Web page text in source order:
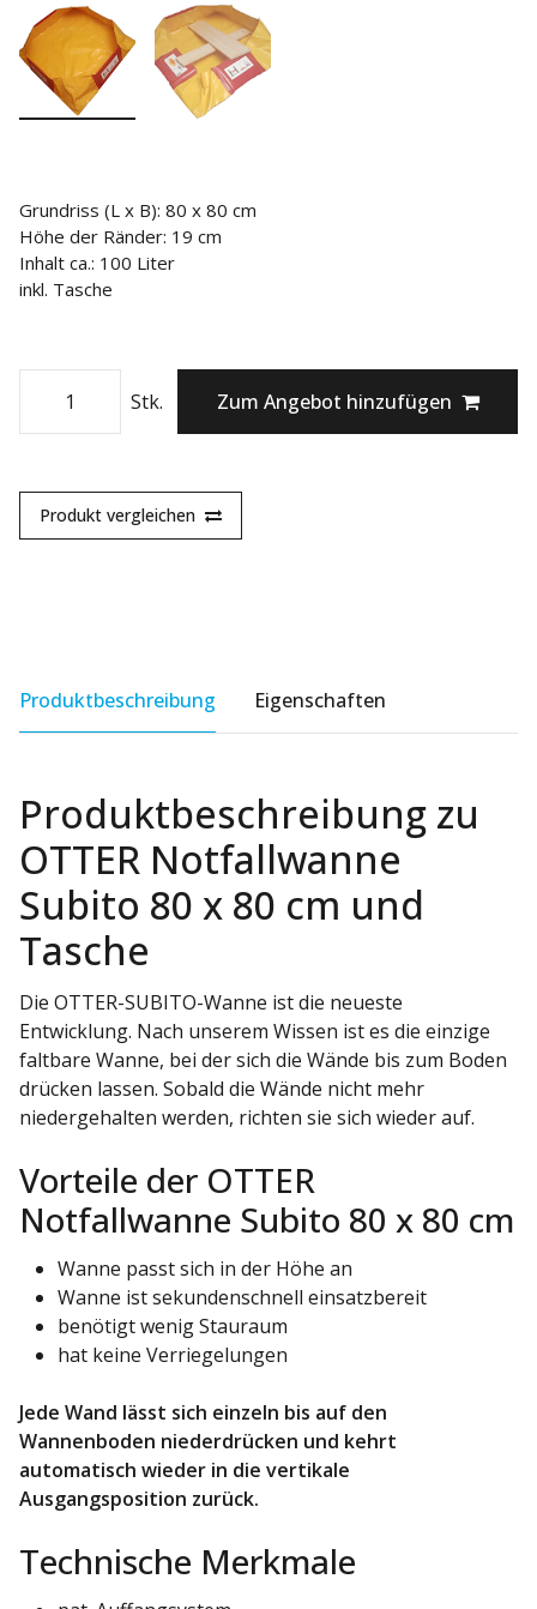
Grundriss (L x B): 80 x 80 cm
Höhe der Ränder: 19 cm
Inhalt ca.: 100 Liter
inkl. Tasche
Stk. Zum Angebot hinzufügen
Produkt vergleichen
Produktbeschreibung Eigenschaften
Produktbeschreibung zu
OTTER Notfallwanne
Subito 80 x 80 cm und
Tasche
Die OTTER-SUBITO-Wanne ist die neueste
Entwicklung. Nach unserem Wissen ist es die einzige
faltbare Wanne, bei der sich die Wände bis zum Boden
drücken lassen. Sobald die Wände nicht mehr
niedergehalten werden, richten sie sich wieder auf.
Vorteile der OTTER
Notfallwanne Subito 80 x 80 cm
Wanne passt sich in der Höhe an
Wanne ist sekundenschnell einsatzbereit
benötigt wenig Stauraum
hat keine Verriegelungen
Jede Wand lässt sich einzeln bis auf den
Wannenboden niederdrücken und kehrt
automatisch wieder in die vertikale
Ausgangsposition zurück.
Technische Merkmale